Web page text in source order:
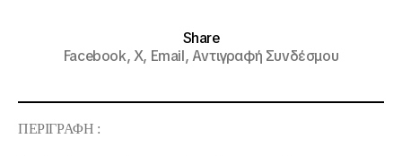
Share
Facebook,X, Email,Αντιγραφή Συνδέσμου
ΠΕΡΙΓΡΑΦΗ :